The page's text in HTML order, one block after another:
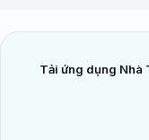
Tải ứng dụng Nhà